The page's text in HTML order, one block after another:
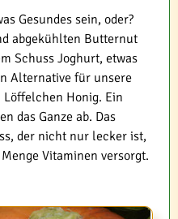
Gesundes sein, oder?
abgekühlten Butternut
Schuss Joghurt, etwas
Alternative für unsere
Honig. Ein
das Ganze ab. Das
der nicht nur lecker ist,
Vitaminen versorgt.